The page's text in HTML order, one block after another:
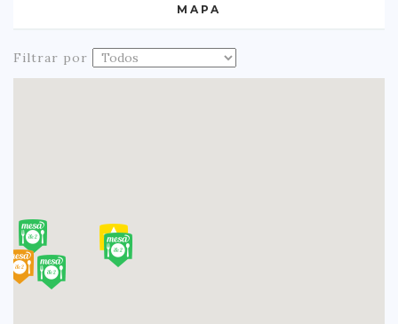
MAPA
Filtrar por